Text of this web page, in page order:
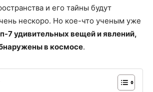
и его тайны будут
нескоро. Но кое-что ученым уже
7 удивительных вещей и явлений,
в космосе.